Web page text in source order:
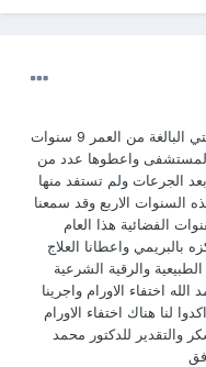
قبل اربع سنوات في عام 2001 اكتشفنا ان ابنتي البالغة من العمر 9 سنوات
المستشفى واعطوها عدد من
الجرعات ولم تستفد منها
الاربع وقد سمعنا
الفضائية هذا العام
واعطانا العلاج
والرقية الشرعية
اختفاء الاورام واجرينا
لنا هناك اختفاء الاورام
والتقدير للدكتور محمد